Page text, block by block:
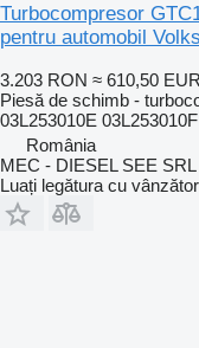
Turbocompresor
pentru automobil
3.203 RON ≈ 610,50 EUR
Piesă de schimb -
03L253010E
România
MEC - DIESEL SEE SRL
Luați legătura cu